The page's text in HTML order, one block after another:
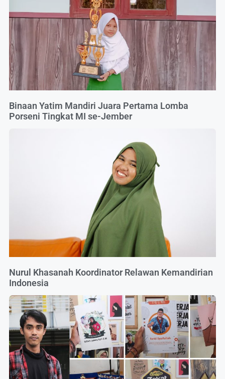
Binaan Yatim Mandiri Juara Pertama Lomba
Porseni Tingkat MI se-Jember
Nurul Khasanah Koordinator Relawan Kemandirian
Indonesia